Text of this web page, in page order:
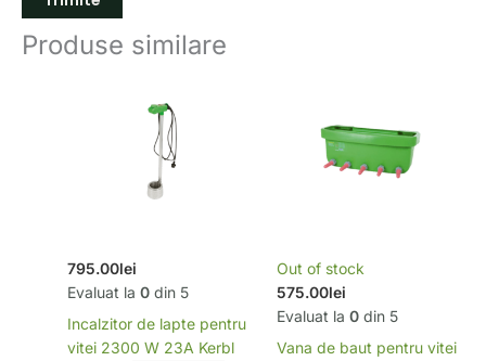
Produse similare
795.00lei
Evaluat la 0 din 5
Incalzitor de lapte pentru
vitei 2300 W 23A Kerbl
Out of stock
575.00lei
Evaluat la 0 din 5
Vana de baut pentru vitei